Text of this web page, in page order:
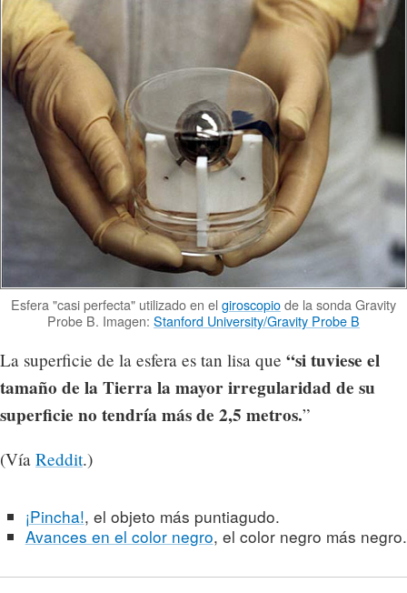
Esfera "casi perfecta" utilizado en elgiroscopiode la sonda Gravity
Probe B. Imagen: Stanford University/Gravity Probe B
La superficie de la esfera es tan lisa que “si tuviese el
tamaño de la Tierra la mayor irregularidad de su
superficie no tendría más de 2,5 metros.”
(Vía Reddit.)
¡Pincha!, el objeto más puntiagudo.
Avances en el color negro, el color negro más negro.